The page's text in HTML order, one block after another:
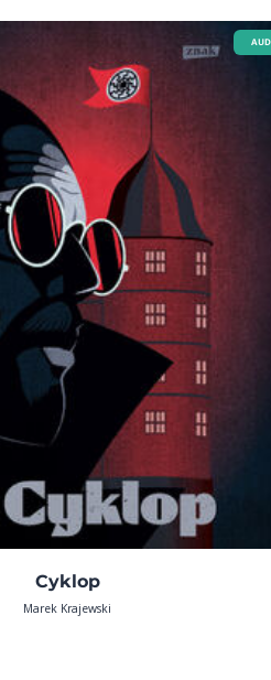
Cyklop
Marek Krajewski